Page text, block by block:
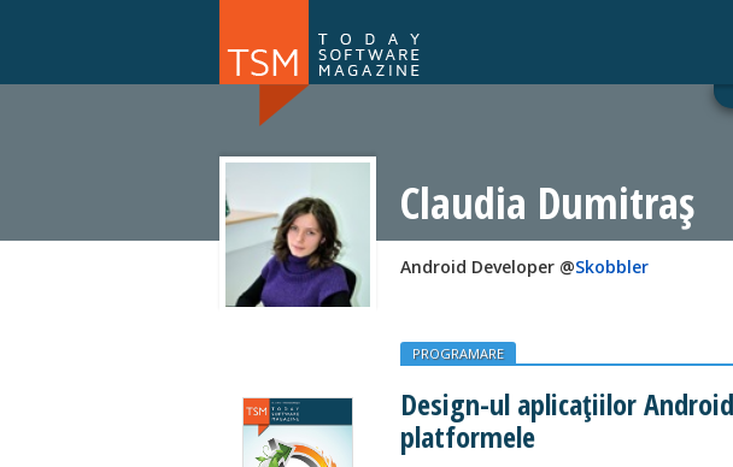
NOU
Claudia Dumitraș
Android Developer @Skobbler
PROGRAMARE
Design-ul aplicaţiilor
platformele